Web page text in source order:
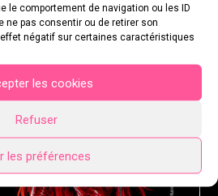
le comportement de navigation ou les ID
ne pas consentir ou de retirer son
négatif sur certaines caractéristiques
les cookies
Refuser
les préférences